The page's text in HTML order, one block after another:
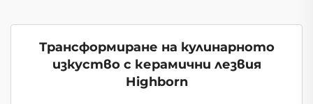
Трансформиране на кулинарното
изкуство с керамични лезвия
Highborn